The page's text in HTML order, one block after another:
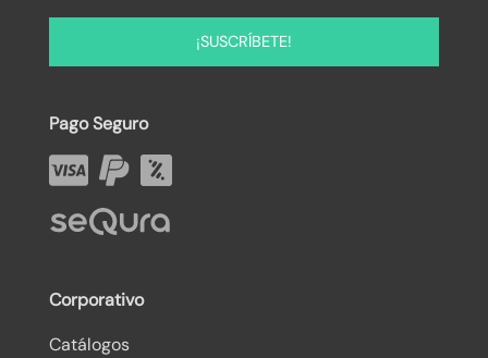
¡SUSCRÍBETE!
Pago Seguro
Corporativo
Catálogos